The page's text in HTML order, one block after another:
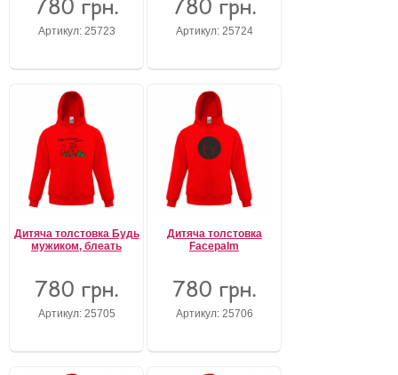
Артикул: 25723 Артикул: 25724
Дитяча толстовка Будь
мужиком, блеать
780 грн.
Артикул: 25705
Дитяча толстовка
Facepalm
780 грн.
Артикул: 25706